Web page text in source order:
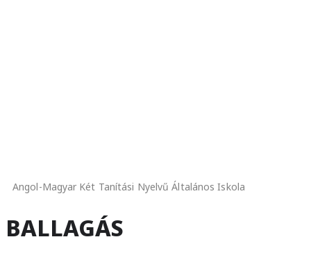
Angol-Magyar Két Tanítási Nyelvű Általános Iskola
BALLAGÁS